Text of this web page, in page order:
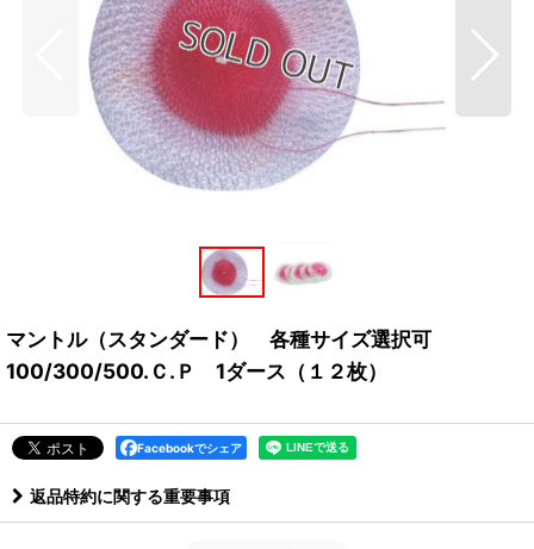
マントル（スタンダード） 各種サイズ選択可
100/300/500.Ｃ.Ｐ 1ダース（１２枚）
Facebookでシェア
返品特約に関する重要事項